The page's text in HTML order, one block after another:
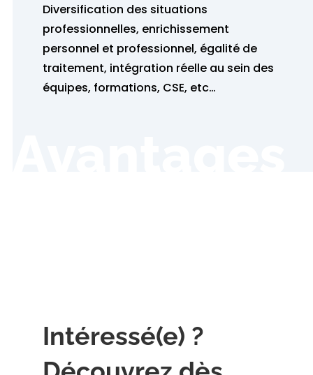
Diversification des situations
professionnelles, enrichissement
personnel et professionnel, égalité de
traitement, intégration réelle au sein des
équipes, formations, CSE, etc…
Intéressé(e) ?